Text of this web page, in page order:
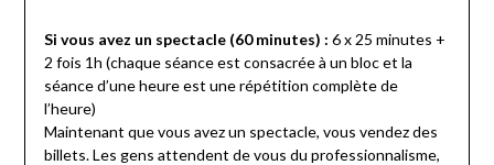
Si vous avez un spectacle (60 minutes) : 6 x 25 minutes +
2 fois 1h (chaque séance est consacrée à un bloc et la
séance d’une heure est une répétition complète de
l’heure)
Maintenant que vous avez un spectacle, vous vendez des
billets. Les gens attendent de vous du professionnalisme,